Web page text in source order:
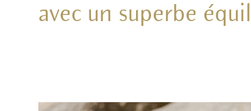
avec un superbe